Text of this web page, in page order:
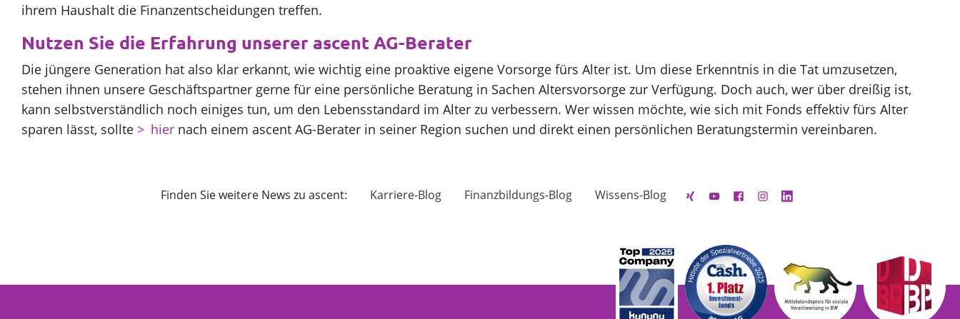
ihrem Haushalt die Finanzentscheidungen treffen.
Nutzen Sie die Erfahrung unserer ascent AG-Berater
Die jüngere Generation hat also klar erkannt, wie wichtig eine proaktive eigene Vorsorge fürs Alter ist. Um diese Erkenntnis in die Tat umzusetzen,
stehen ihnen unsere Geschäftspartner gerne für eine persönliche Beratung in Sachen Altersvorsorge zur Verfügung. Doch auch, wer über dreißig ist,
kann selbstverständlich noch einiges tun, um den Lebensstandard im Alter zu verbessern. Wer wissen möchte, wie sich mit Fonds effektiv fürs Alter
sparen lässt, sollte
hier nach einem ascent AG-Berater in seiner Region suchen und direkt einen persönlichen Beratungstermin vereinbaren.
Finden Sie weitere News zu ascent: Karriere-Blog Finanzbildungs-Blog Wissens-Blog